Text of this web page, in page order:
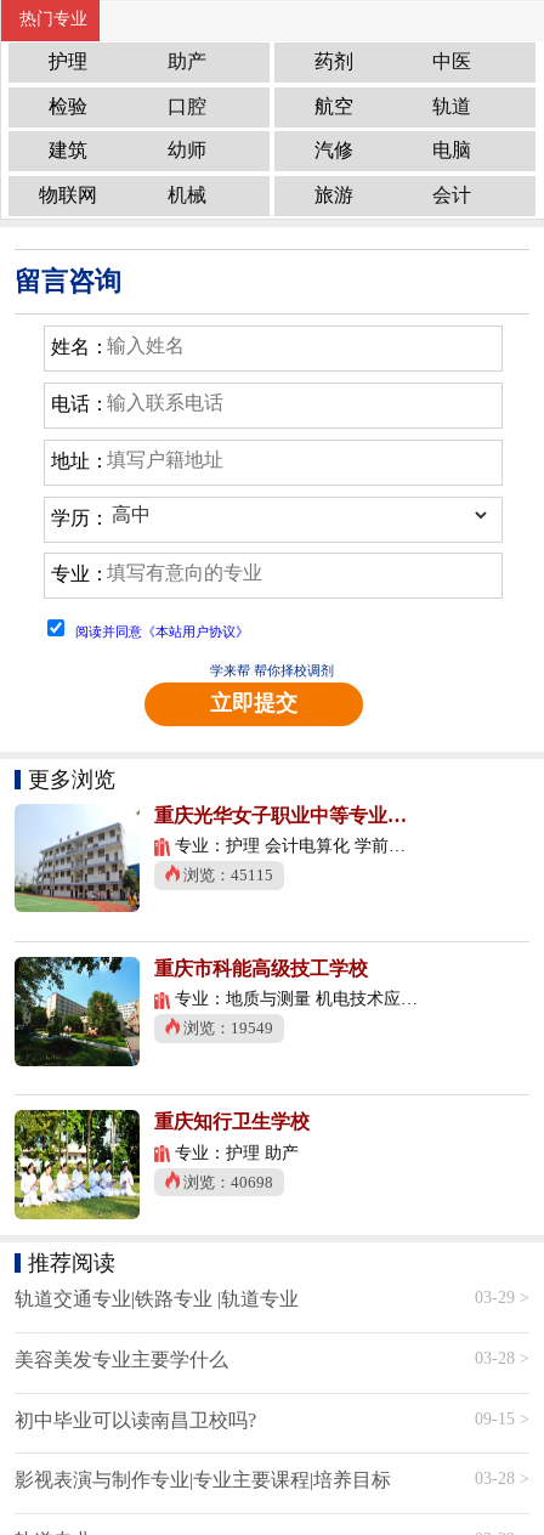
热门专业
护理 助产 药剂 中医
检验 口腔 航空 轨道
建筑 幼师 汽修 电脑
物联网 机械 旅游 会计
留言咨询
姓名：
电话：
地址：
学历：
专业：
阅读并同意《本站用户协议》
学来帮 帮你择校调剂
立即提交
更多浏览
重庆光华女子职业中等专业学校
专业：护理 会计电算化 学前教育
浏览：45115
重庆市科能高级技工学校
专业：地质与测量 机电技术应用 数控技术应用
浏览：19549
重庆知行卫生学校
专业：护理 助产
浏览：40698
推荐阅读
轨道交通专业|铁路专业 |轨道专业 03-29 >
美容美发专业主要学什么 03-28 >
初中毕业可以读南昌卫校吗? 09-15 >
影视表演与制作专业|专业主要课程|培养目标 03-28 >